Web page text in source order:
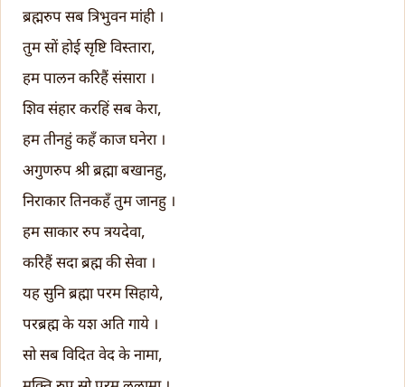
ब्रह्मरुप सब त्रिभुवन मांही ।
तुम सों होई सृष्टि विस्तारा,
हम पालन करिहैं संसारा ।
शिव संहार करहिं सब केरा,
हम तीनहुं कहँ काज घनेरा ।
अगुणरुप श्री ब्रह्मा बखानहु,
निराकार तिनकहँ तुम जानहु ।
हम साकार रुप त्रयदेवा,
करिहैं सदा ब्रह्म की सेवा ।
यह सुनि ब्रह्मा परम सिहाये,
परब्रह्म के यश अति गाये ।
सो सब विदित वेद के नामा,